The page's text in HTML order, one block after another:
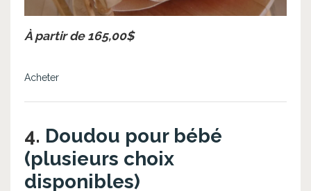
À partir de 165,00$
Acheter
4. Doudou pour bébé
(plusieurs choix
disponibles)